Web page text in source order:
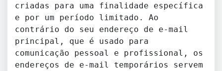
criadas para uma finalidade específica
e por um período limitado. Ao
contrário do seu endereço de e-mail
principal, que é usado para
comunicação pessoal e profissional, os
endereços de e-mail temporários servem